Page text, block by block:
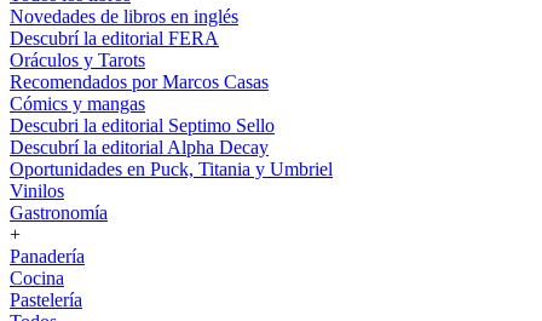
Novedades de libros en inglés
Descubrí la editorial FERA
Oráculos y Tarots
Recomendados por Marcos Casas
Cómics y mangas
Descubri la editorial Septimo Sello
Descubrí la editorial Alpha Decay
Oportunidades en Puck, Titania y Umbriel
Vinilos
Gastronomía
+
Panadería
Cocina
Pastelería